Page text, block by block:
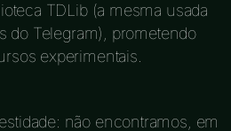
TDLib (a mesma usada
do Telegram), prometendo
experimentais.
não encontramos, em